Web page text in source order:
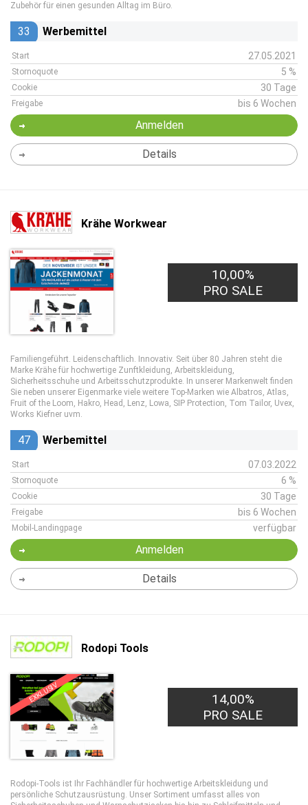
Zubehör für einen gesunden Alltag im Büro.
33 Werbemittel
Start 27.05.2021
Stornoquote 5 %
Cookie 30 Tage
Freigabe bis 6 Wochen
Anmelden
Details
Krähe Workwear
10,00%
PRO SALE
Familiengeführt. Leidenschaftlich. Innovativ. Seit über 80 Jahren steht die
Marke Krähe für hochwertige Zunftkleidung, Arbeitskleidung,
Sicherheitsschuhe und Arbeitsschutzprodukte. In unserer Markenwelt finden
Sie neben unserer Eigenmarke viele weitere Top-Marken wie Albatros, Atlas,
Fruit of the Loom, Hakro, Head, Lenz, Lowa, SIP Protection, Tom Tailor, Uvex,
Works Kiefner uvm.
47 Werbemittel
Start 07.03.2022
Stornoquote 6 %
Cookie 30 Tage
Freigabe bis 6 Wochen
Mobil-Landingpage verfügbar
Anmelden
Details
Rodopi Tools
EXKLUSIV
14,00%
PRO SALE
Rodopi-Tools ist Ihr Fachhändler für hochwertige Arbeitskleidung und
persönliche Schutzausrüstung. Unser Sortiment umfasst alles von